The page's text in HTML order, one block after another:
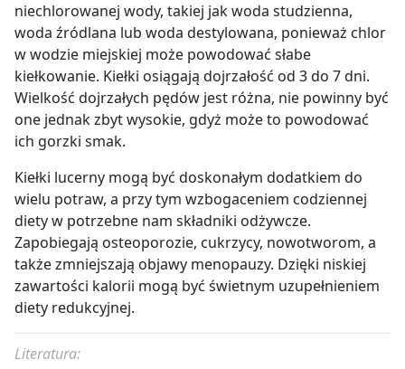
niechlorowanej wody, takiej jak woda studzienna,
woda źródlana lub woda destylowana, ponieważ chlor
w wodzie miejskiej może powodować słabe
kiełkowanie. Kiełki osiągają dojrzałość od 3 do 7 dni.
Wielkość dojrzałych pędów jest różna, nie powinny być
one jednak zbyt wysokie, gdyż może to powodować
ich gorzki smak.
Kiełki lucerny mogą być doskonałym dodatkiem do
wielu potraw, a przy tym wzbogaceniem codziennej
diety w potrzebne nam składniki odżywcze.
Zapobiegają osteoporozie, cukrzycy, nowotworom, a
także zmniejszają objawy menopauzy. Dzięki niskiej
zawartości kalorii mogą być świetnym uzupełnieniem
diety redukcyjnej.
Literatura: